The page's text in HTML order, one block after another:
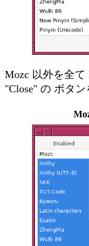
Mozc 以外を全て
"Close" の ボタン